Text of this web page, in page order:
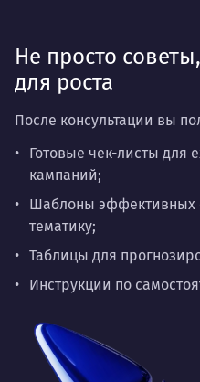
Не просто
для роста
После консультации вы
Готовые чек-листы для
кампаний;
Шаблоны эффективных
тематику;
Таблицы для
Инструкции по